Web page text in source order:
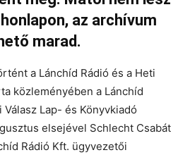
az archívum
marad.
a Lánchíd Rádió és a Heti
közleményében a Lánchíd
Válasz Lap- és Könyvkiadó
elsejével Schlecht Csabát
Rádió Kft. ügyvezetői